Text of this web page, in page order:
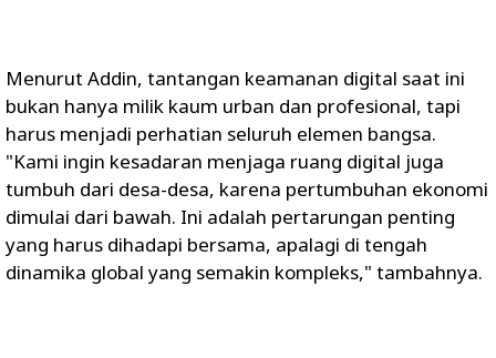
Menurut Addin, tantangan keamanan digital saat ini
bukan hanya milik kaum urban dan profesional, tapi
harus menjadi perhatian seluruh elemen bangsa.
"Kami ingin kesadaran menjaga ruang digital juga
tumbuh dari desa-desa, karena pertumbuhan ekonomi
dimulai dari bawah. Ini adalah pertarungan penting
yang harus dihadapi bersama, apalagi di tengah
dinamika global yang semakin kompleks," tambahnya.